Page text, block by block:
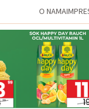
O NAMA